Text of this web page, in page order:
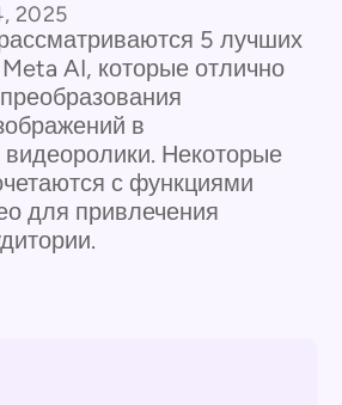
2025
5 лучших
AI, которые отлично
в
Некоторые
с функциями
для привлечения